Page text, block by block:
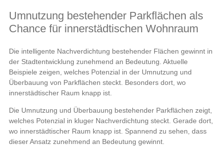
Umnutzung bestehender Parkflächen als
Chance für innerstädtischen Wohnraum
Die intelligente Nachverdichtung bestehender Flächen gewinnt in
der Stadtentwicklung zunehmend an Bedeutung. Aktuelle
Beispiele zeigen, welches Potenzial in der Umnutzung und
Überbauung von Parkflächen steckt. Besonders dort, wo
innerstädtischer Raum knapp ist.
Die Umnutzung und Überbauung bestehender Parkflächen zeigt,
welches Potenzial in kluger Nachverdichtung steckt. Gerade dort,
wo innerstädtischer Raum knapp ist. Spannend zu sehen, dass
dieser Ansatz zunehmend an Bedeutung gewinnt.